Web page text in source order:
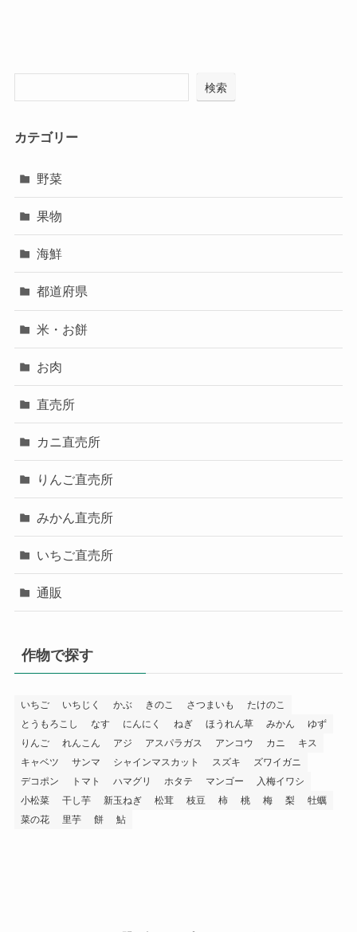
検索
カテゴリー
野菜
果物
海鮮
都道府県
米・お餅
お肉
直売所
カニ直売所
りんご直売所
みかん直売所
いちご直売所
通販
作物で探す
いちご いちじく かぶ きのこ さつまいも
たけのこ
とうもろこし
なす にんにく ねぎ ほうれん草 みかん
ゆず
りんご
れんこん アジ アスパラガス アンコウ カニ
キス
キャベツ
サンマ シャインマスカット スズキ
ズワイガニ
デコポン
トマト ハマグリ ホタテ マンゴー
入梅イワシ
小松菜
干し芋 新玉ねぎ 松茸 枝豆 柿 桃 梅 梨
牡蠣
菜の花
里芋 餅 鮎